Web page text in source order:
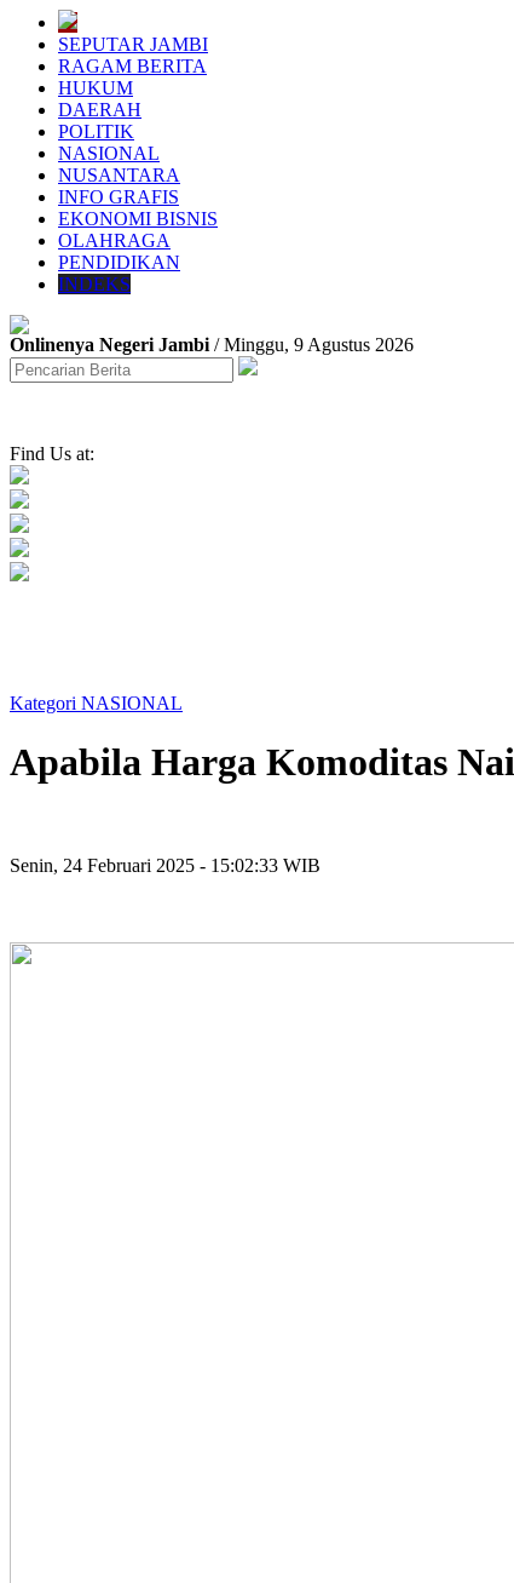
SEPUTAR JAMBI
RAGAM BERITA
HUKUM
DAERAH
POLITIK
NASIONAL
NUSANTARA
INFO GRAFIS
EKONOMI BISNIS
OLAHRAGA
PENDIDIKAN
INDEKS
Onlinenya Negeri Jambi / Minggu, 9 Agustus 2026
Find Us at:
Kategori NASIONAL
Apabila Harga Komoditas
Senin, 24 Februari 2025 - 15:02:33 WIB